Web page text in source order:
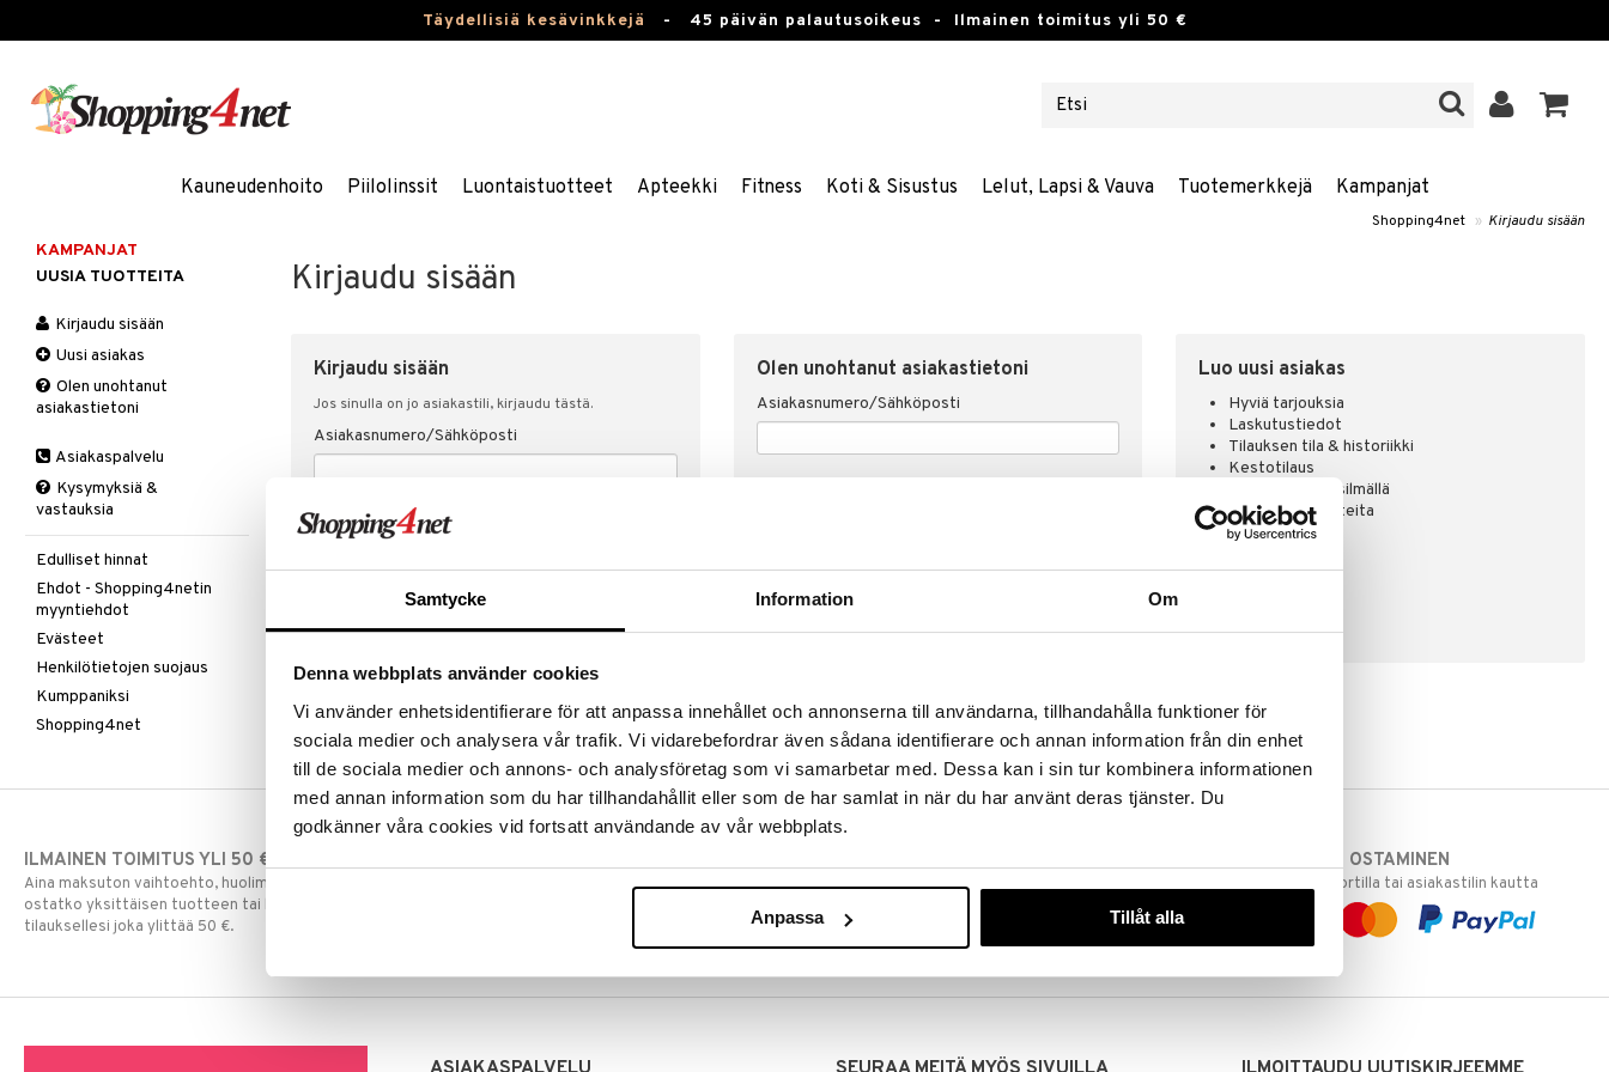
Samtycke Information Om
Denna webbplats använder cookies
Vi använder enhetsidentifierare för att anpassa innehållet och annonserna till användarna, tillhandahålla funktioner för
sociala medier och analysera vår trafik. Vi vidarebefordrar även sådana identifierare och annan information från din enhet
till de sociala medier och annons- och analysföretag som vi samarbetar med. Dessa kan i sin tur kombinera informationen
med annan information som du har tillhandahållit eller som de har samlat in när du har använt deras tjänster. Du
godkänner våra cookies vid fortsatt användande av vår webbplats.
Anpassa Tillåt alla
Täydellisiä kesävinkkejä - 45 päivän palautusoikeus - Ilmainen toimitus yli 50 €
Kauneudenhoito Piilolinssit Luontaistuotteet Apteekki Fitness Koti & Sisustus Lelut, Lapsi & Vauva Tuotemerkkejä Kampanjat
Shopping4net » Kirjaudu sisään
Kirjaudu sisään
Kirjaudu sisään
Jos sinulla on jo asiakastili, kirjaudu tästä.
Asiakasnumero/Sähköposti
Salasana
Olen unohtanut asiakastietoni
Asiakasnumero/Sähköposti
Luo uusi asiakas
Hyviä tarjouksia
Laskutustiedot
Tilauksen tila & historiikki
Kestotilaus
Pidä tuotteita silmällä
Arvostele tuotteita
Toivelistat
KAMPANJAT
UUSIA TUOTTEITA
Kirjaudu sisään
Uusi asiakas
Olen unohtanut
asiakastietoni
Asiakaspalvelu
Kysymyksiä &
vastauksia
Edulliset hinnat
Ehdot - Shopping4netin
myyntiehdot
Evästeet
Henkilötietojen suojaus
Kumppaniksi
Shopping4net
ILMAINEN TOIMITUS YLI 50 €
Aina maksuton vaihtoehto, huolimatta siitä
ostatko yksittäisen tuotteen tai koko
tilauksellesi joka ylittää 50 €.
Ennen kello 13.00 tehdyt tilaukset lähetetään
Ostamalla suuria eriä tuotteita varastoomme
voimme pitää hinnat alhaisina juuri Sinua varten!
Voit olla varma, että teet löytöjä sivuillamme.
TURVALLINEN OSTAMINEN
laskulla, pankkikortilla tai asiakastilin kautta